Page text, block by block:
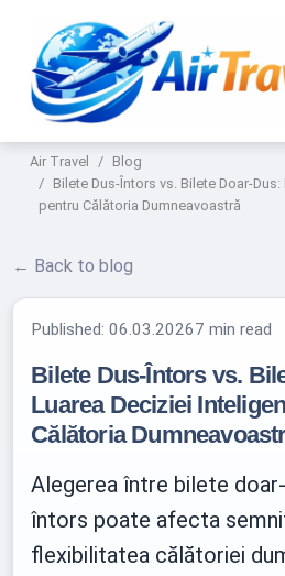
Air Travel
Blog
Bilete Dus-Întors vs. Bilete Doar-
pentru Călătoria Dumneavoastră
← Back to blog
Published:06.03.20267 min read
Bilete Dus-Întors vs.
Luarea Deciziei
Călătoria
Alegerea între bilete
întors poate afecta
flexibilitatea călătoriei